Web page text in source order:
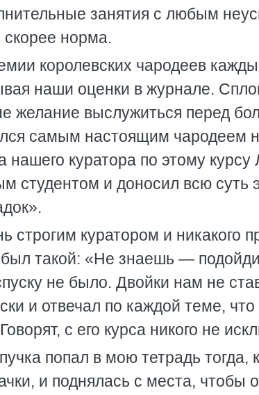
занятия с любым
норма.
королевских чародеев
наши оценки в журнале.
желание выслужиться перед
самым настоящим чародеем
нашего куратора по этому
студентом и доносил всю суть
строгим куратором и никакого
такой: «Не знаешь —
не было. Двойки нам не
и отвечал по каждой теме,
с его курса никого не
попал в мою тетрадь тогда,
и поднялась с места, чтобы